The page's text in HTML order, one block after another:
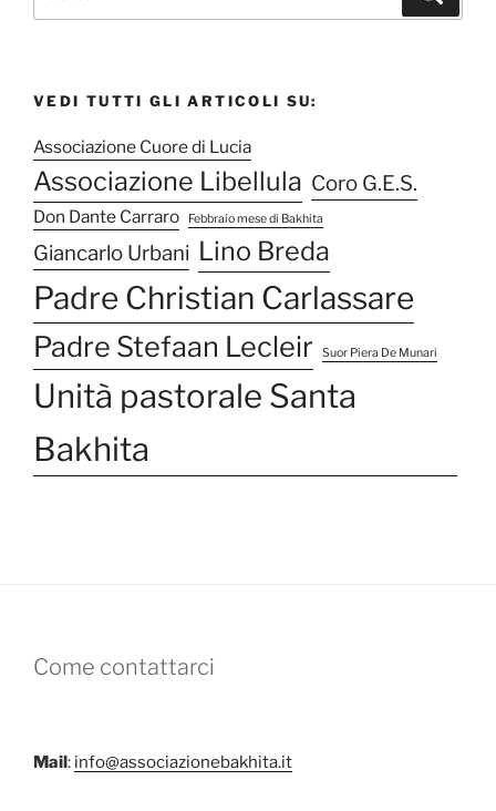
r
VEDI TUTTI GLI ARTICOLI SU:
Associazione Cuore di Lucia
Associazione Libellula Coro G.E.S.
Don Dante Carraro Febbraio mese di Bakhita
Giancarlo Urbani Lino Breda
Padre Christian Carlassare
Padre Stefaan Lecleir Suor Piera De Munari
Unità pastorale Santa
Bakhita
Come contattarci
Mail : info@associazionebakhita.it